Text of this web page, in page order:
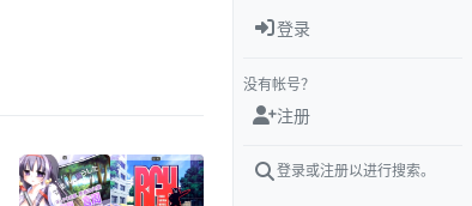
登录
没有帐号？
注册
登录或注册以进行搜索。